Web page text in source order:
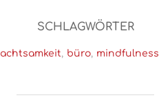
SCHLAGWÖRTER
achtsamkeit, büro, mindfulness